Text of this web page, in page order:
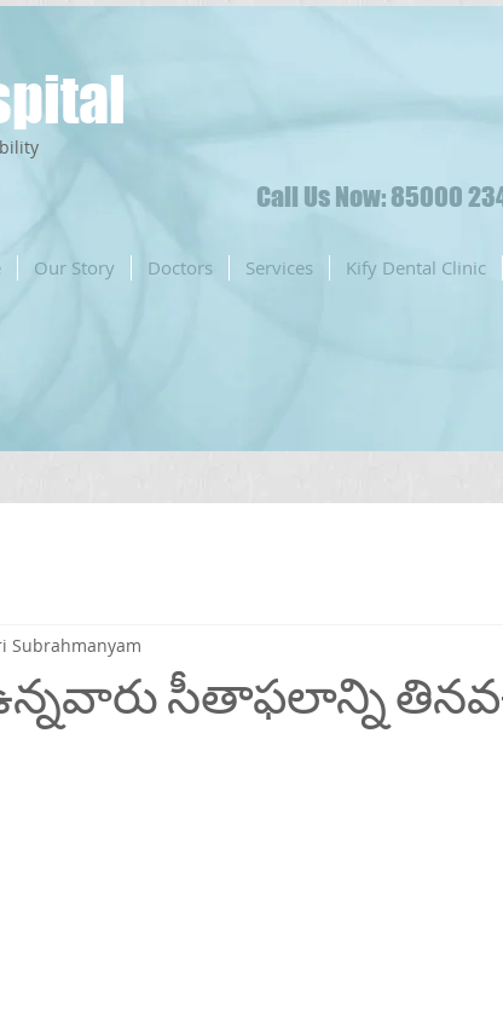
Call Us Now: 85000
Our Story Doctors Services Kify Dental Clinic
సీతాఫలాన్ని
Subrahmanyam